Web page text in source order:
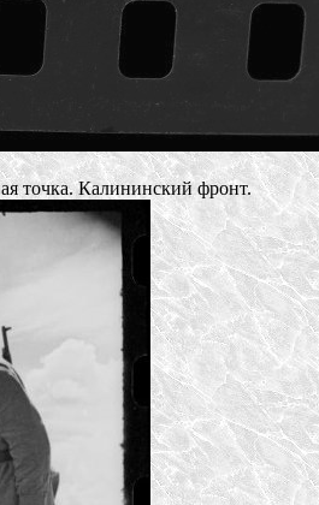
точка. Калининский фронт.